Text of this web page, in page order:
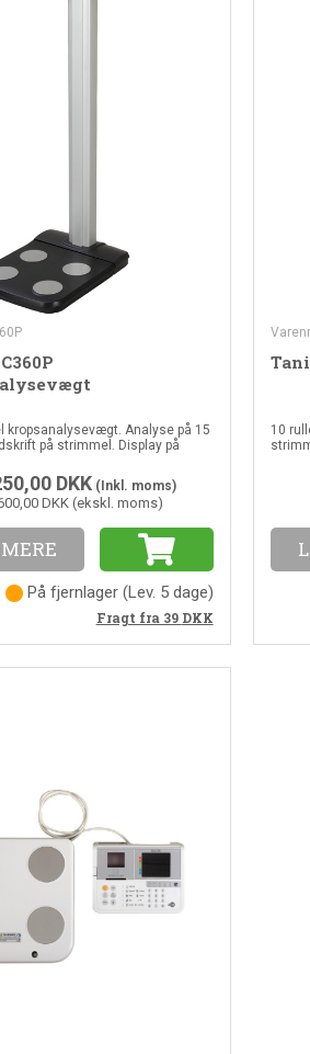
kropsanalysevægt. Analyse på 15
på strimmel. Display på
DKK (Inkl. moms)
DKK (ekskl. moms)
På fjernlager (Lev. 5 dage)
Fragt fra 39 DKK
10